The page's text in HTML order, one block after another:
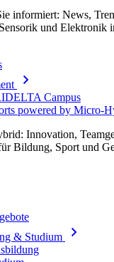
informiert: News,
und Elektronik
Campus
powered by Micro-
Innovation,
Bildung, Sport und
& Studium